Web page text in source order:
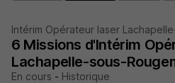
Intérim Opérateur laser
6 Missions d'Intérim
Lachapelle-sous-
En cours - Historique